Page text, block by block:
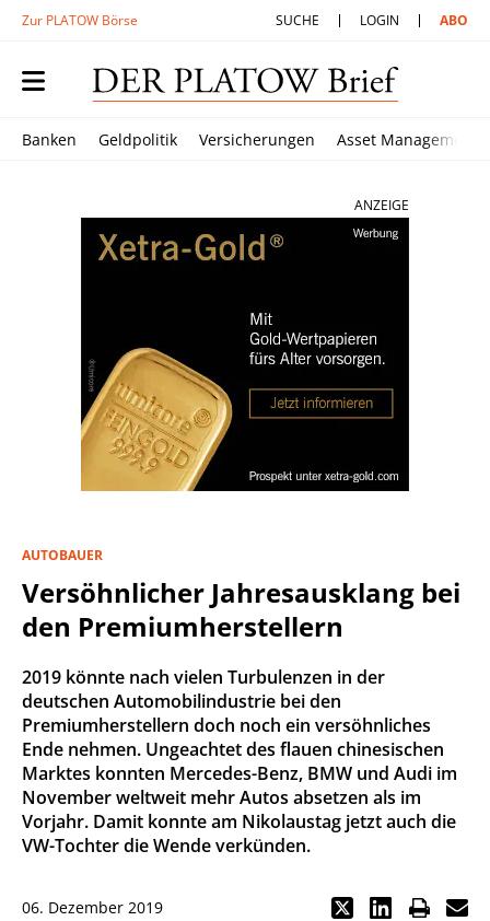
Zur PLATOW Börse SUCHE LOGIN ABO
Banken Geldpolitik Versicherungen Asset Management
ANZEIGE
AUTOBAUER
Versöhnlicher Jahresausklang bei
den Premiumherstellern
2019 könnte nach vielen Turbulenzen in der
deutschen Automobilindustrie bei den
Premiumherstellern doch noch ein versöhnliches
Ende nehmen. Ungeachtet des flauen chinesischen
Marktes konnten Mercedes-Benz, BMW und Audi im
November weltweit mehr Autos absetzen als im
Vorjahr. Damit konnte am Nikolaustag jetzt auch die
VW-Tochter die Wende verkünden.
06. Dezember 2019